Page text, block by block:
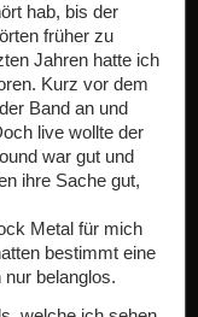
hab, bis der
früher zu
Jahren hatte ich
Kurz vor dem
Band an und
live wollte der
war gut und
ihre Sache gut,
Metal für mich
bestimmt eine
belanglos.